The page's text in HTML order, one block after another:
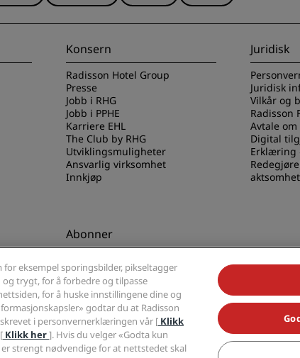
Konsern
Radisson Hotel Group
Presse
Jobb i RHG
Jobb i PPHE
Karriere EHL
The Club by RHG
Utviklingsmuligheter
Ansvarlig virksomhet
Innkjøp
Juridisk
Juridisk
Vilkår og
Radisson
Avtale
Digital
Erklæring
Abonner
populære tilbudene våre
Radisson RED, Radisson Blu, Radisson Collection, Radisson
eksempel sporingsbilder, pikseltagger
trygt, for å forbedre og tilpasse
for å huske innstillingene dine og
godtar du at Radisson
i personvernerklæringen vår [ Klikk
Klikk her]. Hvis du velger «Godta kun
strengt nødvendige for at nettstedet skal